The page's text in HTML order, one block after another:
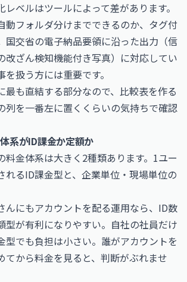
ベルはツールによって差があります。
動フォルダ分けまでできるのか、タグ付
国交省の電子納品要領に沿った出力（信
改ざん検知機能付き写真）に対応してい
扱う方には重要です。
最も直結する部分なので、比較表を作る
列を一番左に置くくらいの気持ちで確認
系がID課金か定額か
料金体系は大きく2種類あります。1ユー
れるID課金型と、企業単位・現場単位の
んにもアカウントを配る運用なら、ID数
型が有利になりやすい。自社の社員だけ
型でも負担は小さい。誰がアカウントを
てから料金を見ると、判断がぶれませ